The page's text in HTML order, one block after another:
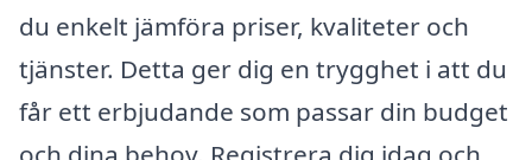
du enkelt jämföra priser, kvaliteter och
tjänster. Detta ger dig en trygghet i att du
får ett erbjudande som passar din budget